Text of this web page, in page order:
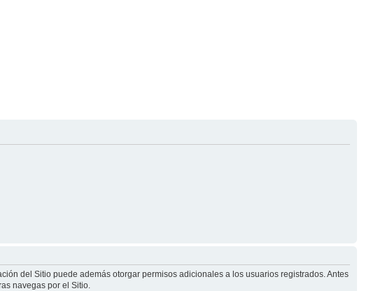
del Sitio puede además otorgar permisos adicionales a los usuarios registrados. Antes
navegas por el Sitio.